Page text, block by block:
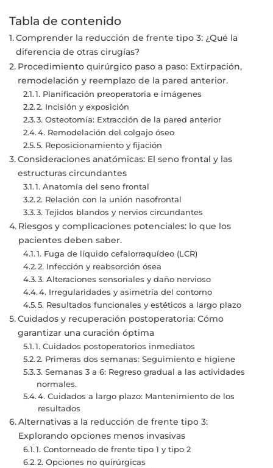
Tabla de contenido
Comprender la reducción de frente tipo 3: ¿Qué la
diferencia de otras cirugías?
Procedimiento quirúrgico paso a paso: Extirpación,
remodelación y reemplazo de la pared anterior.
1. Planificación preoperatoria e imágenes
2. Incisión y exposición
3. Osteotomía: Extracción de la pared anterior
4. Remodelación del colgajo óseo
5. Reposicionamiento y fijación
Consideraciones anatómicas: El seno frontal y las
estructuras circundantes
1. Anatomía del seno frontal
2. Relación con la unión nasofrontal
3. Tejidos blandos y nervios circundantes
Riesgos y complicaciones potenciales: lo que los
pacientes deben saber.
1. Fuga de líquido cefalorraquídeo (LCR)
2. Infección y reabsorción ósea
3. Alteraciones sensoriales y daño nervioso
4. Irregularidades y asimetría del contorno
5. Resultados funcionales y estéticos a largo plazo
Cuidados y recuperación postoperatoria: Cómo
garantizar una curación óptima
1. Cuidados postoperatorios inmediatos
2. Primeras dos semanas: Seguimiento e higiene
3. Semanas 3 a 6: Regreso gradual a las actividades
normales.
4. Cuidados a largo plazo: Mantenimiento de los
resultados
Alternativas a la reducción de frente tipo 3:
Explorando opciones menos invasivas
1. Contorneado de frente tipo 1 y tipo 2
2. Opciones no quirúrgicas